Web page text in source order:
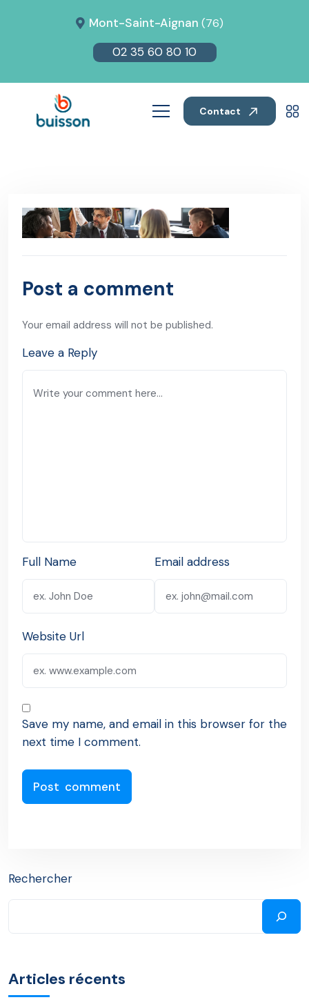
Mont-Saint-Aignan (76)
02 35 60 80 10
Contact
Post a comment
Your email address will not be published.
Leave a Reply
Full Name Email address
Website Url
Save my name, and email in this browser for the
next time I comment.
Rechercher
Articles récents